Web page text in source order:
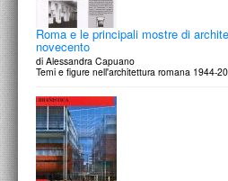
Roma e le principali mostre di
novecento
di Alessandra Capuano
Temi e figure nell'architettura romana 1944-